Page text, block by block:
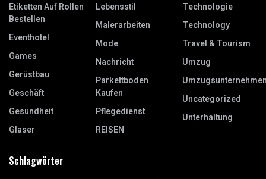
Etiketten Auf Rollen
Bestellen
Eventhotel
Games
Gerüstbau
Geschäft
Gesundheit
Glaser
Lebensstil
Malerarbeiten
Mode
Nachricht
Parkettboden
Kaufen
Pflegedienst
REISEN
Technologie
Technology
Travel & Tourism
Umzug
Uncategorized
Unterhaltung
Schlagwörter